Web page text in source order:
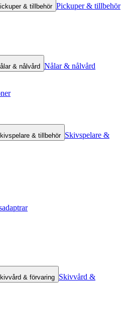
& tillbehör Pickuper & tillbehör
& nålvård Nålar & nålvård
& tillbehör Skivspelare &
& förvaring Skivvård &